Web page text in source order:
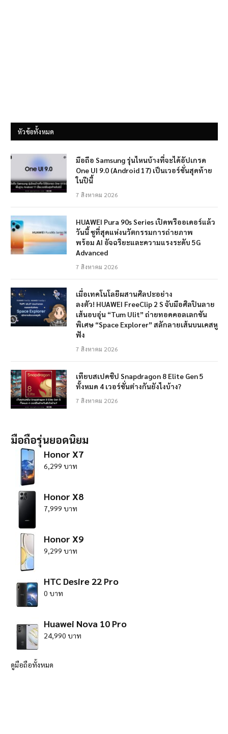
หัวข้อทั้งหมด
มือถือ Samsung รุ่นไหนบ้างที่จะได้อัปเกรด
One UI 9.0 (Android 17) เป็นเวอร์ชั่นสุดท้าย
ในปีนี้
7 สิงหาคม 2026
HUAWEI Pura 90s Series เปิดพรีออเดอร์แล้ว
วันนี้ ชูที่สุดแห่งนวัตกรรมการถ่ายภาพ
พร้อม AI อัจฉริยะและความแรงระดับ 5G
Advanced
7 สิงหาคม 2026
เมื่อเทคโนโลยีผสานศิลปะอย่าง
ลงตัว! HUAWEI FreeClip 2 S จับมือศิลปินลาย
เส้นอบอุ่น “Tum Ulit” ถ่ายทอดคอลเลกชัน
พิเศษ “Space Explorer” สลักลายเส้นบนเคสหู
ฟัง
7 สิงหาคม 2026
เทียบสเปคชิป Snapdragon 8 Elite Gen 5
ทั้งหมด 4 เวอร์ชั่นต่างกันยังไงบ้าง?
7 สิงหาคม 2026
มือถือรุ่นยอดนิยม
Honor X7
6,299 บาท
Honor X8
7,999 บาท
Honor X9
9,299 บาท
HTC Desire 22 Pro
0 บาท
Huawei Nova 10 Pro
24,990 บาท
ดูมือถือทั้งหมด